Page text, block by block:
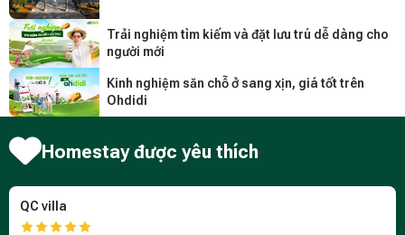
Trải nghiệm tìm kiếm và đặt lưu trú dễ dàng cho
người mới
Kinh nghiệm săn chỗ ở sang xịn, giá tốt trên
Ohdidi
Homestay được yêu thích
QC villa